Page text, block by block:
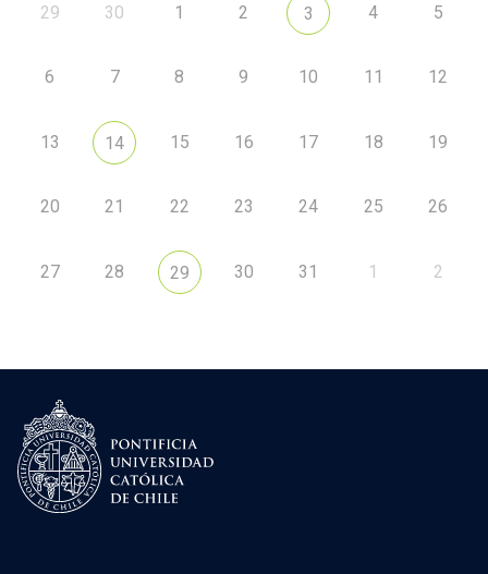
29 30 1 2 3 4 5
6 7 8 9 10 11 12
13 14 15 16 17 18 19
20 21 22 23 24 25 26
27 28 29 30 31 1 2